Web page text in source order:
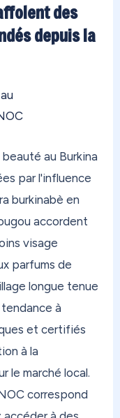
des
depuis la
au Burkina
par l'influence
burkinabè en
accordent
visage
parfums de
longue tenue
à
et certifiés
à la
le marché local.
correspond